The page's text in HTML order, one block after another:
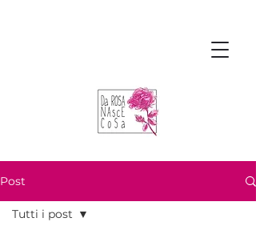
Post
Tutti i post